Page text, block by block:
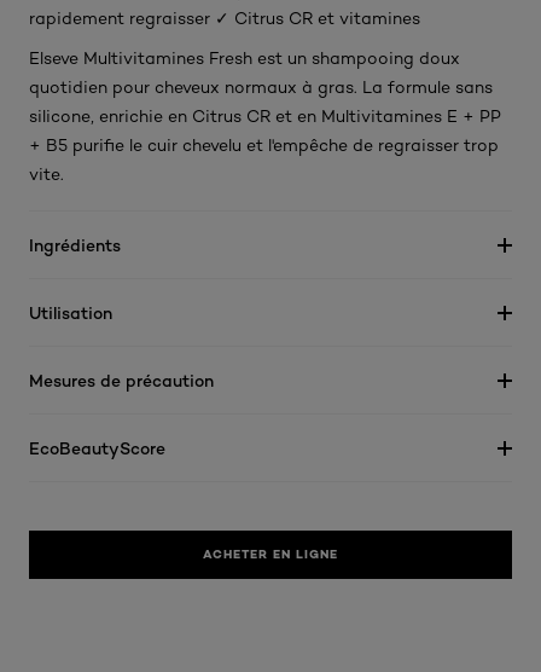
rapidement regraisser ✓ Citrus CR et vitamines
Elseve Multivitamines Fresh est un shampooing doux
quotidien pour cheveux normaux à gras. La formule sans
silicone, enrichie en Citrus CR et en Multivitamines E + PP
+ B5 purifie le cuir chevelu et l'empêche de regraisser trop
vite.
Ingrédients
Utilisation
Mesures de précaution
EcoBeautyScore
ACHETER EN LIGNE